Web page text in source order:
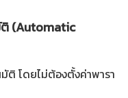
(Automatic
ติ โดยไม่ต้องตั้งค่าพารา